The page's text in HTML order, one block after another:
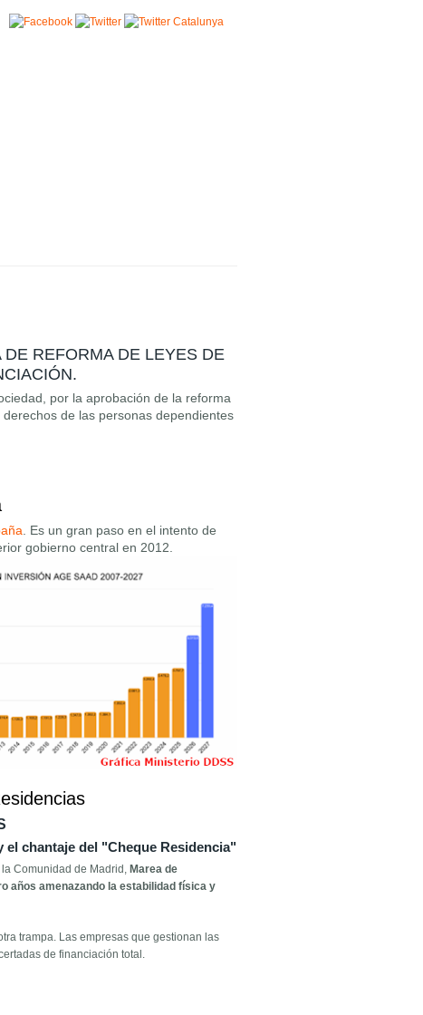
REFORMA DE LEYES DE
por la aprobación de la reforma
de las personas dependientes
. Es un gran paso en el intento de
gobierno central en 2012.
chantaje del "Cheque Residencia"
Comunidad de Madrid, Marea de
años amenazando la estabilidad física y
trampa. Las empresas que gestionan las
de financiación total.